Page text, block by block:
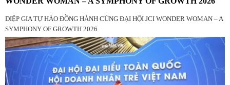
DIỆP GIA TỰ HÀO ĐỒNG HÀNH CÙNG ĐẠI HỘI JCI WONDER WOMAN – A
SYMPHONY OF GROWTH 2026